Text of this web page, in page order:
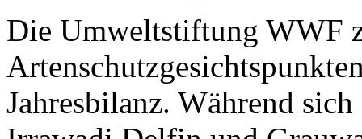
Die Umweltstiftung WWF
Jahresbilanz. Während